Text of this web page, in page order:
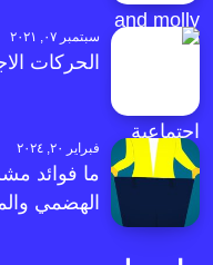
سبتمبر ٠٧, ٢٠٢١
الحركات
فبراير ٢٠, ٢٠٢٤
ما فوائد
الهضمي